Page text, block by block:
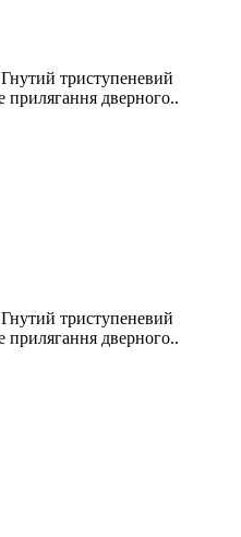
триступеневий
прилягання дверного..
триступеневий
прилягання дверного..